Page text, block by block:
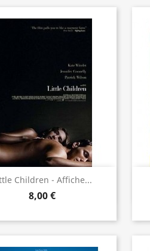
Children - Affiche...
8,00 €
Aperçu rapide